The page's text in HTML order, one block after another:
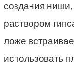
создания
раствором
ложе
использовать